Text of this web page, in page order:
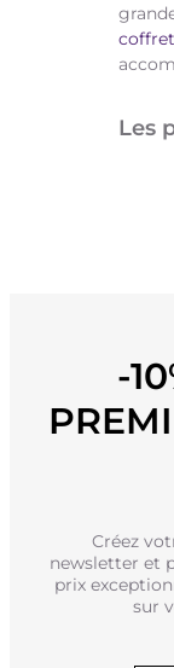
Les
-
Créez
newsletter et
prix
sur